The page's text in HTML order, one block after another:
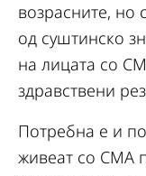
возрасните, но
од суштинско
на лицата со
здравствени
Потребна е и
живеат со СМА